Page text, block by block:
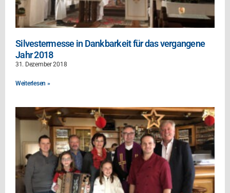
Silvestermesse in Dankbarkeit für das vergangene
Jahr 2018
31. Dezember 2018
Weiterlesen »